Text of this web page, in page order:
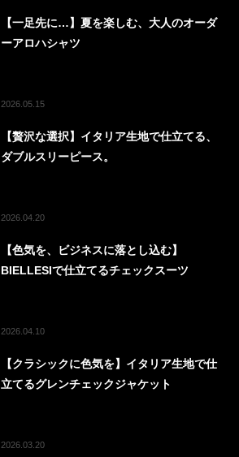
【一足先に…】夏を楽しむ、大人のオーダ
ーアロハシャツ
2026.05.15
【贅沢な選択】イタリア生地で仕立てる、
ダブルスリーピース。
2026.04.20
【色気を、ビジネスに落とし込む】
BIELLESIで仕立てるチェックスーツ
2026.04.10
【クラシックに色気を】イタリア生地で仕
立てるグレンチェックジャケット
2026.03.20